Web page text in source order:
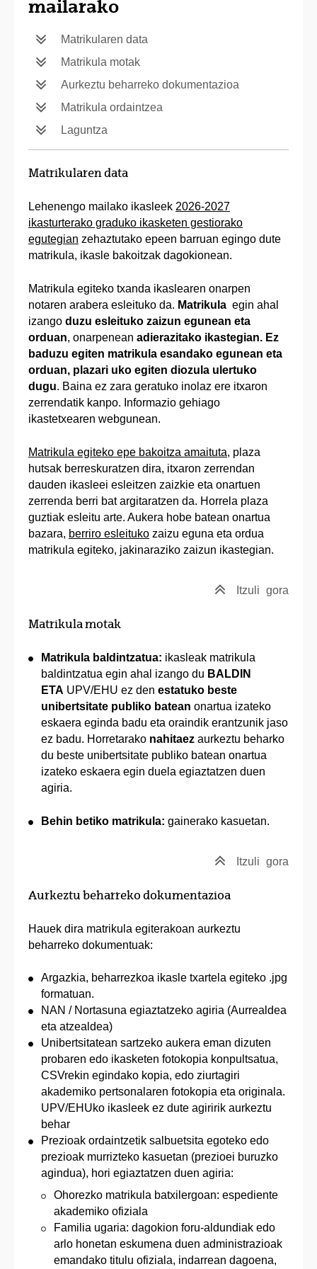
mailarako
Matrikularen data
Matrikula motak
Aurkeztu beharreko dokumentazioa
Matrikula ordaintzea
Laguntza
Matrikularen data
Lehenengo mailako ikasleek 2026-2027
ikasturterako graduko ikasketen gestiorako
egutegian zehaztutako epeen barruan egingo dute
matrikula, ikasle bakoitzak dagokionean.
Matrikula egiteko txanda ikaslearen onarpen
notaren arabera esleituko da. Matrikula egin ahal
izango duzu esleituko zaizun egunean eta
orduan, onarpenean adierazitako ikastegian. Ez
baduzu egiten matrikula esandako egunean eta
orduan, plazari uko egiten diozula ulertuko
dugu. Baina ez zara geratuko inolaz ere itxaron
zerrendatik kanpo. Informazio gehiago
ikastetxearen webgunean.
Matrikula egiteko epe bakoitza amaituta, plaza
hutsak berreskuratzen dira, itxaron zerrendan
dauden ikasleei esleitzen zaizkie eta onartuen
zerrenda berri bat argitaratzen da. Horrela plaza
guztiak esleitu arte. Aukera hobe batean onartua
bazara, berriro esleituko zaizu eguna eta ordua
matrikula egiteko, jakinaraziko zaizun ikastegian.
Itzuli gora
Matrikula motak
Matrikula baldintzatua: ikasleak matrikula
baldintzatua egin ahal izango du BALDIN
ETA UPV/EHU ez den estatuko beste
unibertsitate publiko batean onartua izateko
eskaera eginda badu eta oraindik erantzunik jaso
ez badu. Horretarako nahitaez aurkeztu beharko
du beste unibertsitate publiko batean onartua
izateko eskaera egin duela egiaztatzen duen
agiria.
Behin betiko matrikula: gainerako kasuetan.
Itzuli gora
Aurkeztu beharreko dokumentazioa
Hauek dira matrikula egiterakoan aurkeztu
beharreko dokumentuak:
Argazkia, beharrezkoa ikasle txartela egiteko .jpg
formatuan.
NAN / Nortasuna egiaztatzeko agiria (Aurrealdea
eta atzealdea)
Unibertsitatean sartzeko aukera eman dizuten
probaren edo ikasketen fotokopia konpultsatua,
CSVrekin egindako kopia, edo ziurtagiri
akademiko pertsonalaren fotokopia eta originala.
UPV/EHUko ikasleek ez dute agiririk aurkeztu
behar
Prezioak ordaintzetik salbuetsita egoteko edo
prezioak murrizteko kasuetan (prezioei buruzko
agindua), hori egiaztatzen duen agiria:
Ohorezko matrikula batxilergoan: espediente
akademiko ofiziala
Familia ugaria: dagokion foru-aldundiak edo
arlo honetan eskumena duen administrazioak
emandako titulu ofiziala, indarrean dagoena,